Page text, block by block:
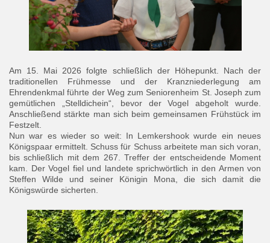
Am 15. Mai 2026 folgte schließlich der Höhepunkt. Nach der
traditionellen Frühmesse und der Kranzniederlegung am
Ehrendenkmal führte der Weg zum Seniorenheim St. Joseph zum
gemütlichen „Stelldichein“, bevor der Vogel abgeholt wurde.
Anschließend stärkte man sich beim gemeinsamen Frühstück im
Festzelt.
Nun war es wieder so weit: In Lemkershook wurde ein neues
Königspaar ermittelt. Schuss für Schuss arbeitete man sich voran,
bis schließlich mit dem 267. Treffer der entscheidende Moment
kam. Der Vogel fiel und landete sprichwörtlich in den Armen von
Steffen Wilde und seiner Königin Mona, die sich damit die
Königswürde sicherten.